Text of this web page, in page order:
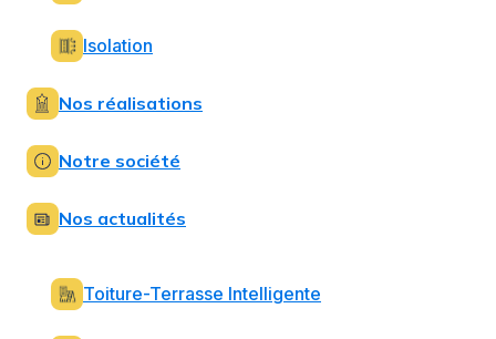
Isolation
Nos réalisations
Notre société
Nos actualités
Toiture-Terrasse Intelligente